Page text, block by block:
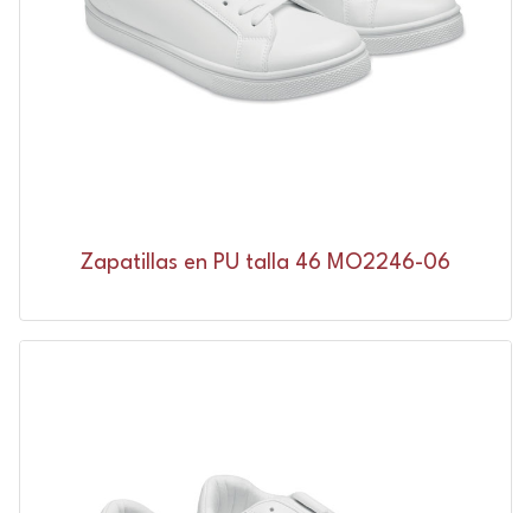
Zapatillas en PU talla 46 MO2246-06